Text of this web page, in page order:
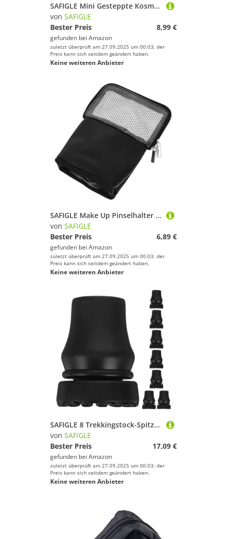
SAFIGLE Mini Gesteppte Kosmetiktasche mit Spiegel für Damen Kleine Robuste Make-up-Tasche aus Pu- Trendige Reise-Kosmetiktasche für Lippenstift und Essentials Kompakt und Reisefreundlich
von SAFIGLE
Bester Preis
8,99 €
gefunden bei Amazon
zuletzt überprüft am 27.09.2025 um 00:03; der
Preis kann sich seitdem geändert haben.
Keine weiteren Anbieter
SAFIGLE Make Up Pinselhalter Tasche Großvolumig Staubdicht Tragbar Reise Kosmetikpinsel Organizer mit Reißverschluss für Damen und Mädchen
von SAFIGLE
Bester Preis
6,89 €
gefunden bei Amazon
zuletzt überprüft am 27.09.2025 um 00:03; der
Preis kann sich seitdem geändert haben.
Keine weiteren Anbieter
SAFIGLE 8 Trekkingstock-Spitzen: Kunststoff-Ersatzspitzen für Gehstöcke, 19 mm Durchmesser – rutschfeste Fußpolster für Gehstöcke, robuste Krücken-Fußabdeckungen für Wanderstöcke
von SAFIGLE
Bester Preis
17,09 €
gefunden bei Amazon
zuletzt überprüft am 27.09.2025 um 00:03; der
Preis kann sich seitdem geändert haben.
Keine weiteren Anbieter